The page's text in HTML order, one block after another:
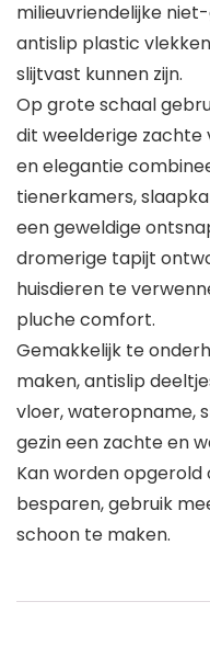
milieuvriendelijke
antislip plastic
slijtvast kunnen zijn.
Op grote schaal
dit weelderige
en elegantie
tienerkamers,
een geweldige
dromerige tapijt
huisdieren te
pluche comfort.
Gemakkelijk te
maken, antislip
vloer, wateropname,
gezin een zachte en
Kan worden
besparen, gebruik
schoon te maken.